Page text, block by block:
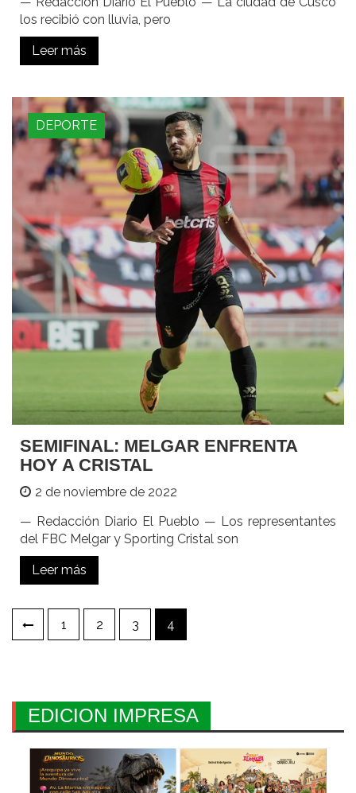
los recibió con lluvia, pero
Leer más
DEPORTE
SEMIFINAL: MELGAR ENFRENTA
HOY A CRISTAL
2 de noviembre de 2022
— Redacción Diario El Pueblo — Los representantes
del FBC Melgar y Sporting Cristal son
Leer más
Paginación
de
1 2 3 4
EDICION IMPRESA